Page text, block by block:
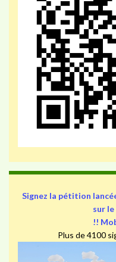
Signez la pétition
sur
!!
Plus de 4100